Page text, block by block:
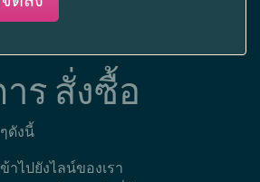
ร สั่งซื้อ
ดังนี้
ข้าไปยังไลน์ของเรา